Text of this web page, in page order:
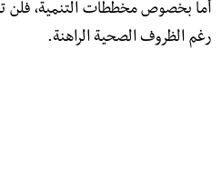
أما بخصوص مخططات التنمية، فلن
رغم الظروف الصحية الراهنة.